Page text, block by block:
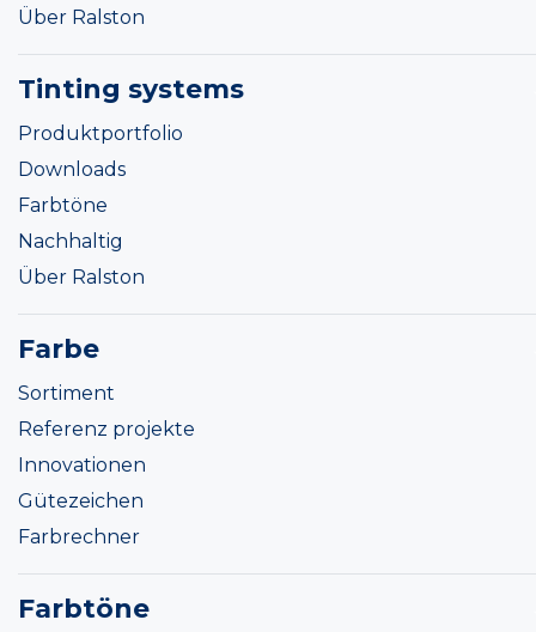
Über Ralston
Tinting systems
Produktportfolio
Downloads
Farbtöne
Nachhaltig
Über Ralston
Farbe
Sortiment
Referenz projekte
Innovationen
Gütezeichen
Farbrechner
Farbtöne